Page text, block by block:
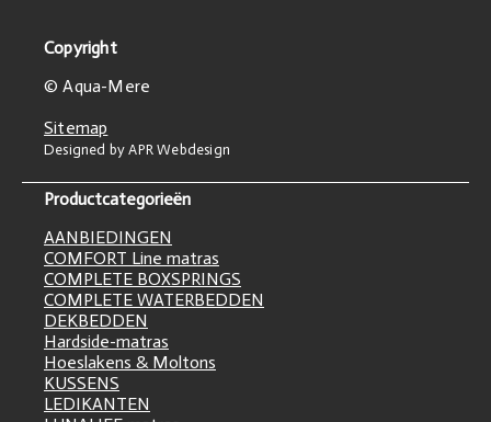
Copyright
© Aqua-Mere
Sitemap
Designed by APR Webdesign
Productcategorieën
AANBIEDINGEN
COMFORT Line matras
COMPLETE BOXSPRINGS
COMPLETE WATERBEDDEN
DEKBEDDEN
Hardside-matras
Hoeslakens & Moltons
KUSSENS
LEDIKANTEN